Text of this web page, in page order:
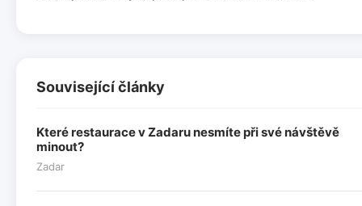
Související články
Které restaurace v Zadaru nesmíte při své návštěvě
minout?
Zadar